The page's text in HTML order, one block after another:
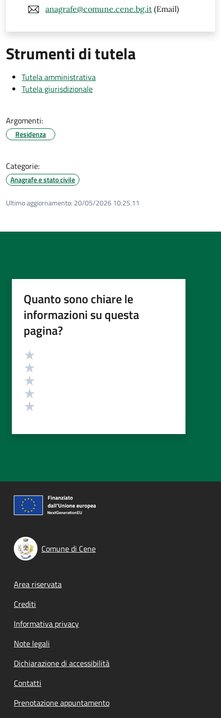
anagrafe@comune.cene.bg.it (Email)
Strumenti di tutela
Tutela amministrativa
Tutela giurisdizionale
Argomenti:
Residenza
Categorie:
Anagrafe e stato civile
Ultimo aggiornamento: 20/05/2026 10:25.11
Quanto sono chiare le
informazioni su questa
pagina?
Valutazione
Comune di Cene
Footer menu
Area riservata
Crediti
Informativa privacy
Note legali
Dichiarazione di accessibilità
Contatti
Prenotazione appuntamento